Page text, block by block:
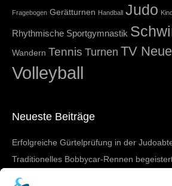
Fragebogen Gerätturnen Handball Judo
Rhythmische Sportgymnastik
Wandern Tennis Turnen TV
Volleyball
Neueste Beiträge
Erfolgreiche Gürtelprüfung in der
Traditionelles Bobbycar-Rennen
TVN beim 4-gegen-4-Turnier in March-